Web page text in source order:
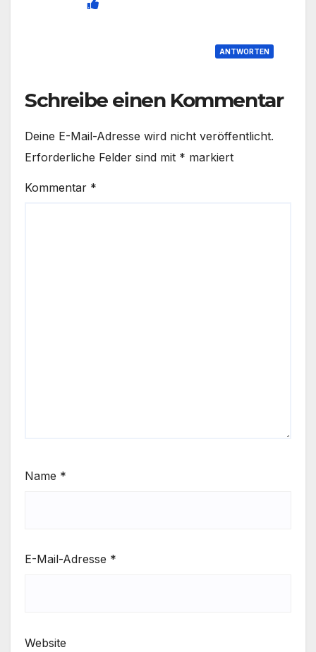
ANTWORTEN
Schreibe einen Kommentar
Deine E-Mail-Adresse wird nicht veröffentlicht.
Erforderliche Felder sind mit * markiert
Kommentar *
Name *
E-Mail-Adresse *
Website